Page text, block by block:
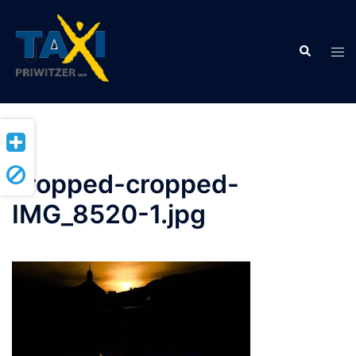
Inhalt
springen
Suche
cropped-cropped-
IMG_8520-1.jpg